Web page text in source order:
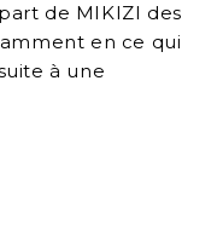
de MIKIZI des
en ce qui
à une